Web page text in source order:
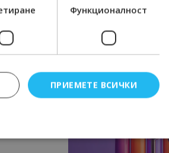
И
СЕ
Функционалност
ПРИЕМЕТЕ ВСИЧКИ